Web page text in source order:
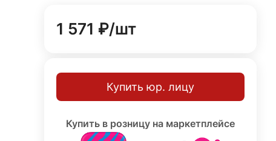
1 571 ₽/шт
Купить юр. лицу
Купить в розницу на маркетплейсе